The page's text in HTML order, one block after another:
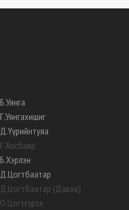
Б.Уянга
Г.Уянгахишиг
Д.Үүрийнтуяа
Г.Хосбаяр
Б.Хэрлэн
Д.Цогтбаатар
Д.Цогтбаатар (Даваа)
О.Цогтгэрэл